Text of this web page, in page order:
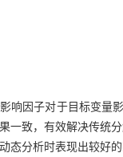
影响因子对于目标变
致，有效解决传统
态分析时表现出较好